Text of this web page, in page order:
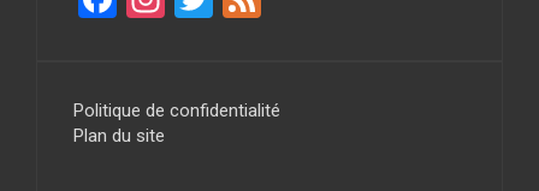
b
o
gr er
Politique de confidentialité
Plan du site